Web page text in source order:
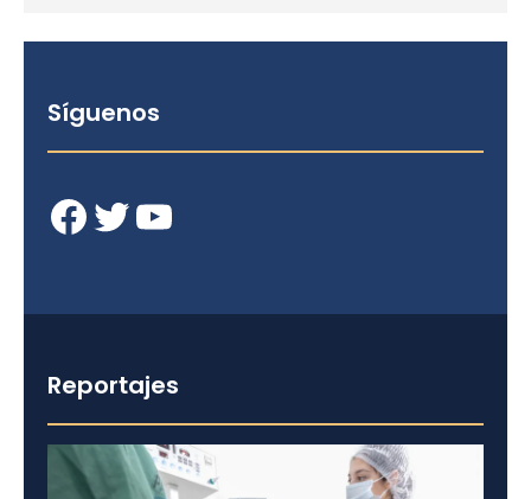
Síguenos
Facebook Twitter YouTube
Reportajes